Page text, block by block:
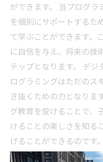
ができます。 当プログ
を個別にサポートするた
て学ぶことができます。
に自信を与え、将来の技
テップとなります。 デ
ログラミングはただのス
き抜くための力となりま
グ教育を受けることで、
けることの楽しさを知る
げることができるのです。